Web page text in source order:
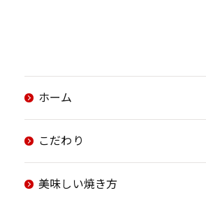
ホーム
こだわり
美味しい焼き方